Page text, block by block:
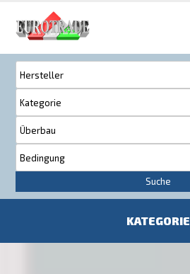
Suche
KATEGORIE